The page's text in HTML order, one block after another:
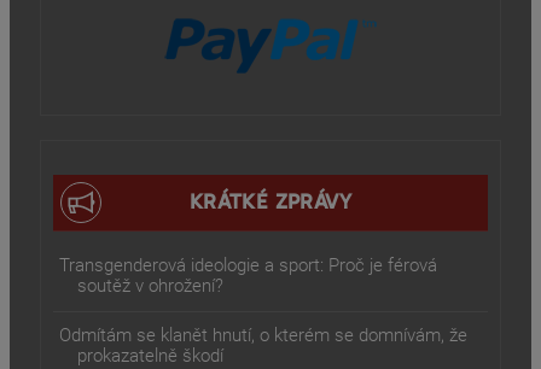
KRÁTKÉ ZPRÁVY
Transgenderová ideologie a sport: Proč je férová
soutěž v ohrožení?
Odmítám se klanět hnutí, o kterém se domnívám, že
prokazatelně škodí